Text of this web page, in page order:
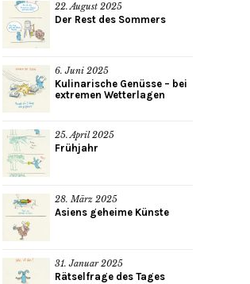
22. August 2025
Der Rest des Sommers
6. Juni 2025
Kulinarische Genüsse – bei
extremen Wetterlagen
25. April 2025
Frühjahr
28. März 2025
Asiens geheime Künste
31. Januar 2025
Rätselfrage des Tages